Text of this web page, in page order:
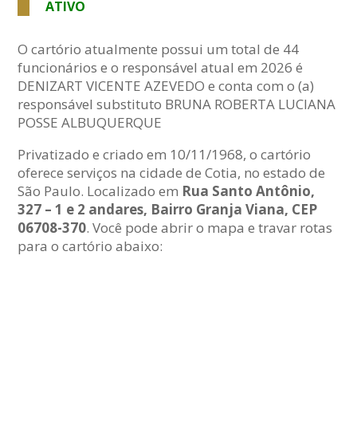
ATIVO
O cartório atualmente possui um total de 44
funcionários e o responsável atual em 2026 é
DENIZART VICENTE AZEVEDO e conta com o (a)
responsável substituto BRUNA ROBERTA LUCIANA
POSSE ALBUQUERQUE
Privatizado e criado em 10/11/1968, o cartório
oferece serviços na cidade de Cotia, no estado de
São Paulo. Localizado em Rua Santo Antônio,
327 – 1 e 2 andares, Bairro Granja Viana, CEP
06708-370. Você pode abrir o mapa e travar rotas
para o cartório abaixo: